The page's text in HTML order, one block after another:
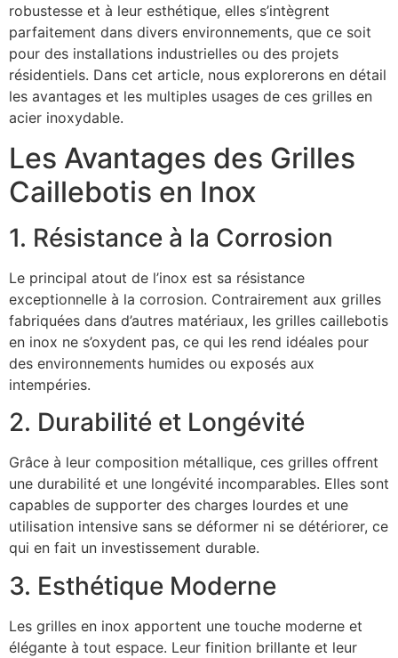
robustesse et à leur esthétique, elles s’intègrent
parfaitement dans divers environnements, que ce soit
pour des installations industrielles ou des projets
résidentiels. Dans cet article, nous explorerons en détail
les avantages et les multiples usages de ces grilles en
acier inoxydable.
Les Avantages des Grilles
Caillebotis en Inox
1. Résistance à la Corrosion
Le principal atout de l’inox est sa résistance
exceptionnelle à la corrosion. Contrairement aux grilles
fabriquées dans d’autres matériaux, les grilles caillebotis
en inox ne s’oxydent pas, ce qui les rend idéales pour
des environnements humides ou exposés aux
intempéries.
2. Durabilité et Longévité
Grâce à leur composition métallique, ces grilles offrent
une durabilité et une longévité incomparables. Elles sont
capables de supporter des charges lourdes et une
utilisation intensive sans se déformer ni se détériorer, ce
qui en fait un investissement durable.
3. Esthétique Moderne
Les grilles en inox apportent une touche moderne et
élégante à tout espace. Leur finition brillante et leur